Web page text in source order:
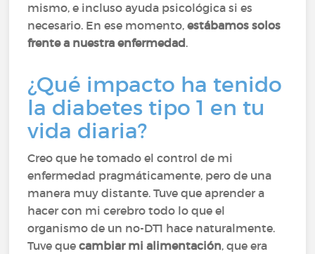
mismo, e incluso ayuda psicológica si es
necesario. En ese momento,estábamos solos
frente a nuestra enfermedad.
¿Qué impacto ha tenido
la diabetes tipo 1 en tu
vida diaria?
Creo que he tomado el control de mi
enfermedad pragmáticamente, pero de una
manera muy distante. Tuve que aprender a
hacer con mi cerebro todo lo que el
organismo de un no-DT1 hace naturalmente.
Tuve quecambiar mi alimentación, que era